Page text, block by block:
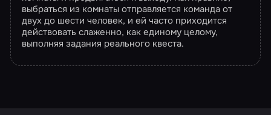
выбраться из комнаты отправляется команда от
двух до шести человек, и ей часто приходится
действовать слаженно, как единому целому,
выполняя задания реального квеста.